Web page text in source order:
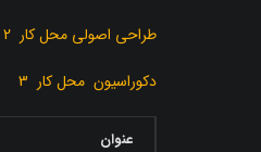
طراحی اصولی محل کار 2
دکوراسیون محل کار 3
عنوان